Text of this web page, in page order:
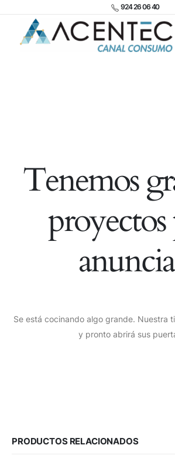
924 26 06 40
Tenemos
Se está cocinando algo grande. Nuestra
y pronto abrirá sus
PRODUCTOS RELACIONADOS